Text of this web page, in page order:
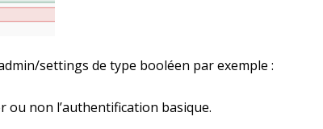
settings de type booléen par exemple :
ou non l’authentification basique.